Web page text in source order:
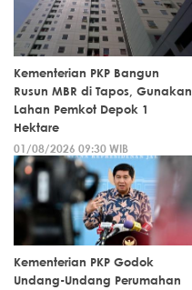
Kementerian PKP Bangun
Rusun MBR di Tapos, Gunakan
Lahan Pemkot Depok 1
Hektare
01/08/2026 09:30 WIB
Kementerian PKP Godok
Undang-Undang Perumahan